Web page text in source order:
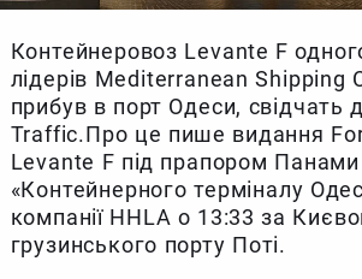
Контейнеровоз Levante F
лідерів Mediterranean Shipping
прибув в порт Одеси, свідчать
Traffic.Про це пише видання
Levante F під прапором
«Контейнерного терміналу
компанії HHLA о 13:33 за
грузинського порту Поті.